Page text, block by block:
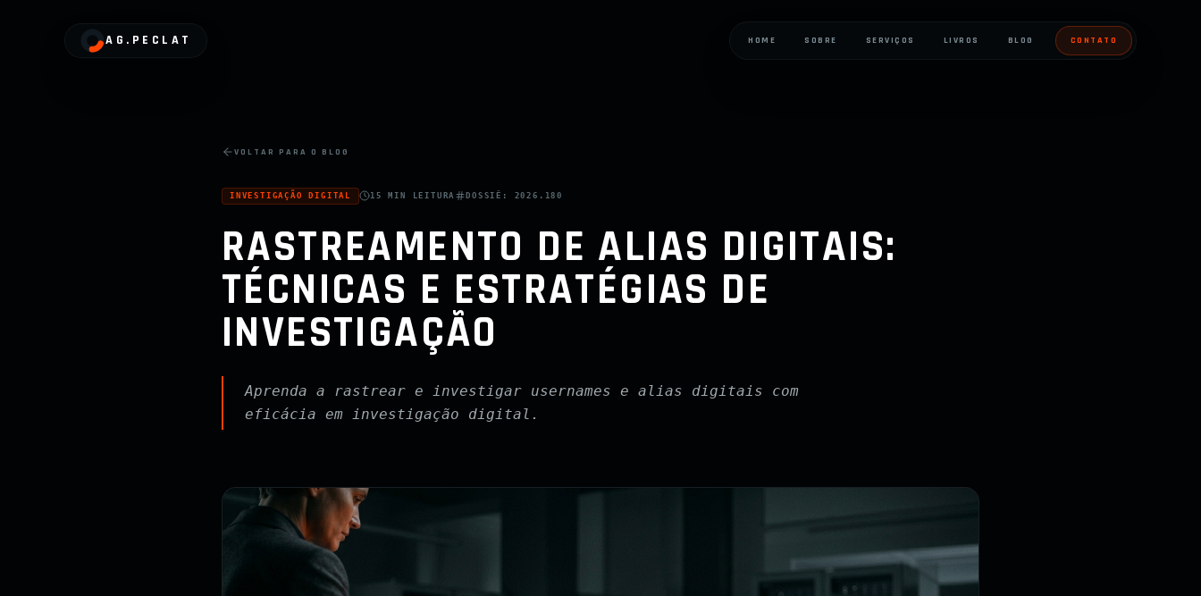
AG.PECLAT HOME SOBRE SERVIÇOS LIVROS BLOG CONTATO
VOLTAR PARA O BLOG
INVESTIGAÇÃO DIGITAL 15 MIN LEITURA DOSSIÊ: 2026.180
RASTREAMENTO DE ALIAS DIGITAIS:
TÉCNICAS E ESTRATÉGIAS DE
INVESTIGAÇÃO
Aprenda a rastrear e investigar usernames e alias digitais com
eficácia em investigação digital.